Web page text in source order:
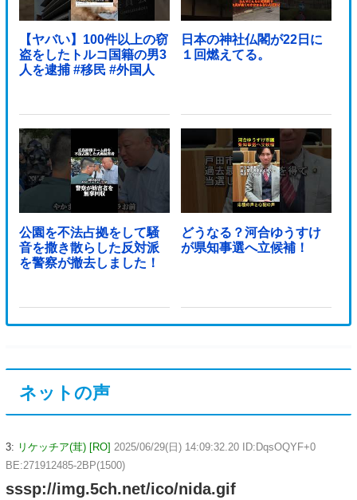
【ヤバい】100件以上の窃
盗をしたトルコ国籍の男3
人を逮捕 #移民 #外国人
日本の神社仏閣が22日に
１回燃えてる。
公園を不法占拠をして騒
音を撒き散らした反対派
を警察が撤去しました！
どうなる？河合ゆうすけ
が県知事選へ立候補！
ネットの声
3: リケッチア(茸) [RO] 2025/06/29(日) 14:09:32.20 ID:DqsOQYF+0
BE:271912485-2BP(1500)
sssp://img.5ch.net/ico/nida.gif